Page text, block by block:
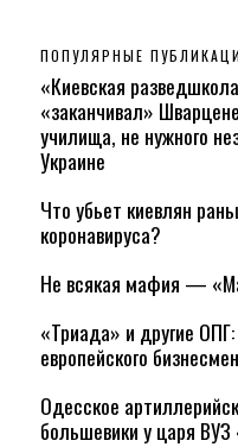
ПОПУЛЯРНЫЕ
«Киевская
«заканчивал»
училища, не нужного
Украине
Что убьет киевлян
коронавируса?
Не всякая мафия —
«Триада» и другие
европейского
Одесское
большевики у царя